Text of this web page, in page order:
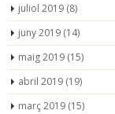
juliol 2019 (8)
juny 2019 (14)
maig 2019 (15)
abril 2019 (19)
març 2019 (15)